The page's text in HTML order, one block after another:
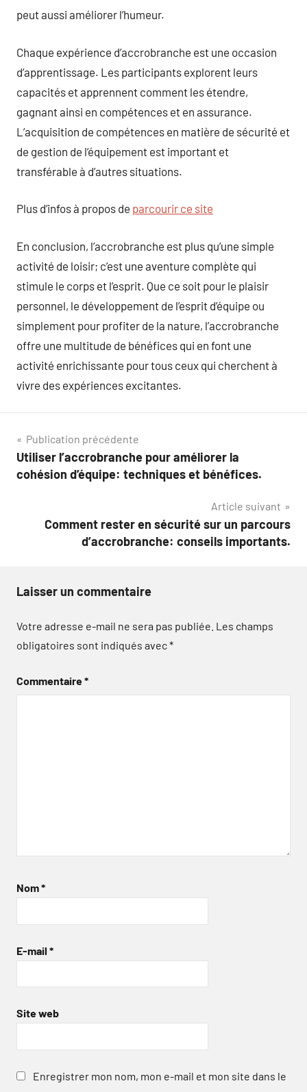
peut aussi améliorer l’humeur.
Chaque expérience d’accrobranche est une occasion
d’apprentissage. Les participants explorent leurs
capacités et apprennent comment les étendre,
gagnant ainsi en compétences et en assurance.
L’acquisition de compétences en matière de sécurité et
de gestion de l’équipement est important et
transférable à d’autres situations.
Plus d’infos à propos de parcourir ce site
En conclusion, l’accrobranche est plus qu’une simple
activité de loisir; c’est une aventure complète qui
stimule le corps et l’esprit. Que ce soit pour le plaisir
personnel, le développement de l’esprit d’équipe ou
simplement pour profiter de la nature, l’accrobranche
offre une multitude de bénéfices qui en font une
activité enrichissante pour tous ceux qui cherchent à
vivre des expériences excitantes.
Navigation
de
Publication précédente
Utiliser l’accrobranche pour améliorer la
cohésion d’équipe: techniques et bénéfices.
Article suivant
Comment rester en sécurité sur un parcours
d’accrobranche: conseils importants.
Laisser un commentaire
Votre adresse e-mail ne sera pas publiée. Les champs
obligatoires sont indiqués avec*
Commentaire*
Nom*
E-mail *
Site web
Enregistrer mon nom, mon e-mail et mon site dans le